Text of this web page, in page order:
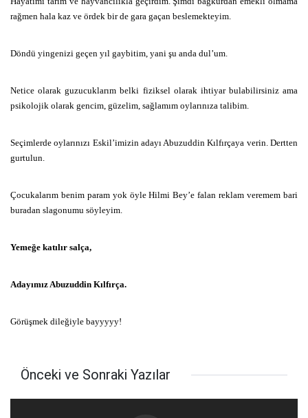
rağmen hala kaz ve ördek bir de gara gaçan beslemekteyim.
Döndü yingenizi geçen yıl gaybitim, yani şu anda dul’um.
Netice olarak guzucuklarım belki fiziksel olarak ihtiyar bulabilirsiniz ama
psikolojik olarak gencim, güzelim, sağlamım oylarınıza talibim.
Seçimlerde oylarınızı Eskil’imizin adayı Abuzuddin Kılfırçaya verin. Dertten
gurtulun.
Çocukalarım benim param yok öyle Hilmi Bey’e falan reklam veremem bari
buradan slagonumu söyleyim.
Yemeğe katılır salça,
Adayımız Abuzuddin Kılfırça.
Görüşmek dileğiyle bayyyyy!
Önceki ve Sonraki Yazılar